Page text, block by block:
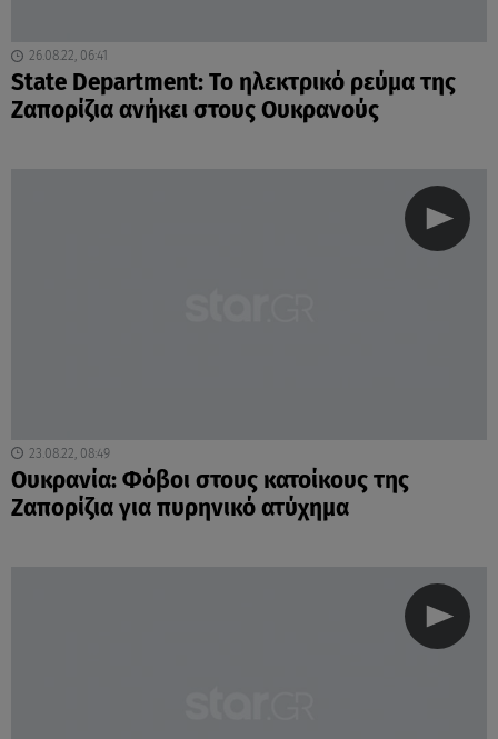
26.08.22, 06:41
State Department: Το ηλεκτρικό ρεύμα της
Ζαπορίζια ανήκει στους Ουκρανούς
23.08.22, 08:49
Ουκρανία: Φόβοι στους κατοίκους της
Ζαπορίζια για πυρηνικό ατύχημα